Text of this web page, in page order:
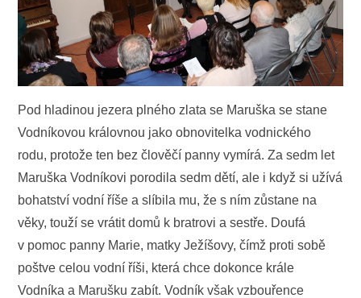
Pod hladinou jezera plného zlata se Maruška se stane
Vodníkovou královnou jako obnovitelka vodnického
rodu, protože ten bez člověčí panny vymírá. Za sedm let
Maruška Vodníkovi porodila sedm dětí, ale i když si užívá
bohatství vodní říše a slíbila mu, že s ním zůstane na
věky, touží se vrátit domů k bratrovi a sestře. Doufá
v pomoc panny Marie, matky Ježíšovy, čímž proti sobě
poštve celou vodní říši, která chce dokonce krále
Vodníka a Marušku zabít. Vodník však vzbouřence